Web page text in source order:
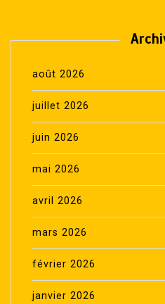
août 2026
juillet 2026
juin 2026
mai 2026
avril 2026
mars 2026
février 2026
janvier 2026